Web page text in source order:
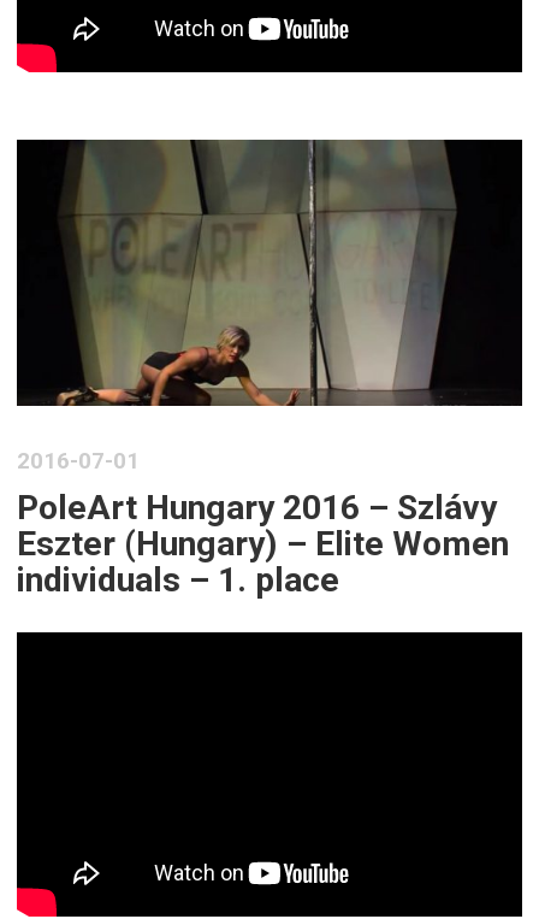
2016-07-01
PoleArt Hungary 2016 – Szlávy
Eszter (Hungary) – Elite Women
individuals – 1. place